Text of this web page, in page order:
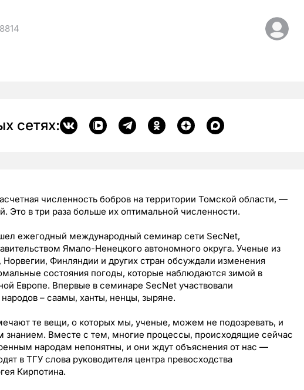
8814
сетях:
численность бобров на территории Томской области, —
Это в три раза больше их оптимальной численности.
ежегодный международный семинар сети SecNet,
Ямало-Ненецкого автономного округа. Ученые из
Финляндии и других стран обсуждали изменения
состояния погоды, которые наблюдаются зимой в
Европе. Впервые в семинаре SecNet участвовали
– саамы, ханты, ненцы, зыряне.
те вещи, о которых мы, ученые, можем не подозревать, и
знанием. Вместе с тем, многие процессы, происходящие сейчас
народам непонятны, и они ждут объяснения от нас —
в ТГУ слова руководителя центра превосходства
Кирпотина.